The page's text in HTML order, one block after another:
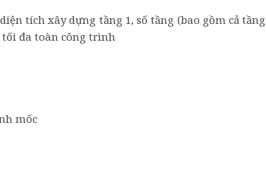
tích xây dựng tầng 1, số tầng (bao gồm cả
đa toàn công trình
mốc